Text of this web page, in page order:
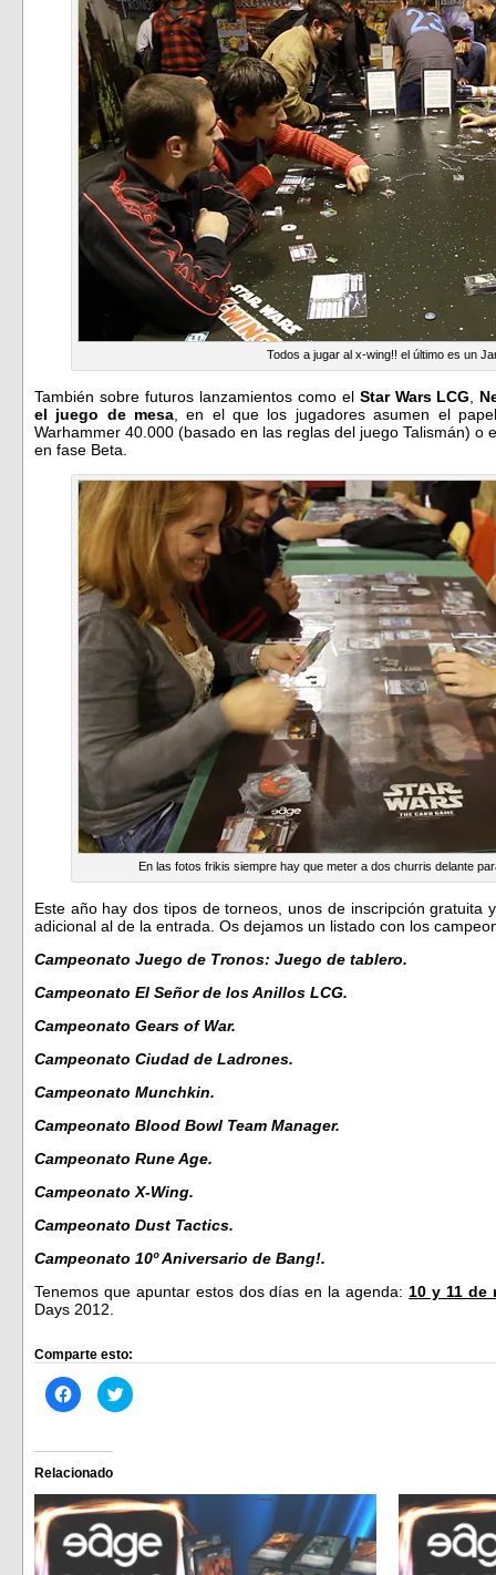
Todos a jugar al x-wing!! el último es un
También sobre futuros lanzamientos como el Star Wars LCG
el juego de mesa , en el que los jugadores asumen el
Warhammer 40.000 (basado en las reglas del juego Talismán) o
en fase Beta.
En las fotos frikis siempre hay que meter a dos churris delante
Este año hay dos tipos de torneos, unos de inscripción gratuita
adicional al de la entrada. Os dejamos un listado con los
Campeonato Juego de Tronos: Juego de tablero.
Campeonato El Señor de los Anillos LCG.
Campeonato Gears of War.
Campeonato Ciudad de Ladrones.
Campeonato Munchkin.
Campeonato Blood Bowl Team Manager.
Campeonato Rune Age.
Campeonato X-Wing.
Campeonato Dust Tactics.
Campeonato 10º Aniversario de Bang!.
Tenemos que apuntar estos dos días en la agenda: 10 y 11 de
Days 2012.
Comparte esto:
Haz
clic
Facebook
(Se
abre
en
una
ventana
nueva)
Haz
clic
en
una
ventana
nueva)
Relacionado